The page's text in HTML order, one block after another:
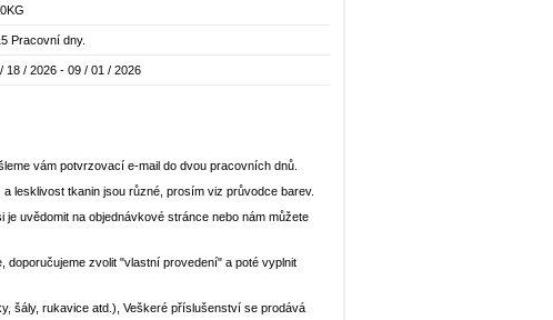
Pracovní dny.
18 / 2026 - 09 / 01 / 2026
vám potvrzovací e-mail do dvou pracovních dnů.
lesklivost tkanin jsou různé, prosím viz průvodce barev.
uvědomit na objednávkové stránce nebo nám můžete
zvolit "vlastní provedení" a poté vyplnit
šály, rukavice atd.), Veškeré příslušenství se prodává